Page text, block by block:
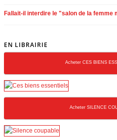
Fallait-il interdire le "salon de la femme
EN LIBRAIRIE
Acheter CES BIENS
Acheter SILENCE